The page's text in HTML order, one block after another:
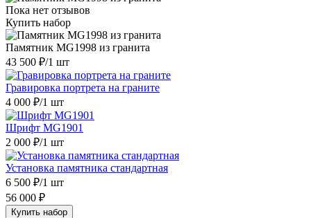
Пока нет отзывов
Купить набор
Памятник MG1998 из гранита
43 500 ₽/1 шт
Гравировка портрета на граните
4 000 ₽/1 шт
Шрифт MG1901
2 000 ₽/1 шт
Установка памятника стандартная
6 500 ₽/1 шт
56 000 ₽
Купить набор